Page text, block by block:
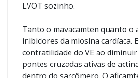
LVOT sozinho.
Tanto o mavacamten quanto o
inibidores da miosina cardíaca.
contratilidade do VE ao
pontes cruzadas ativas de
dentro do sarcômero. O